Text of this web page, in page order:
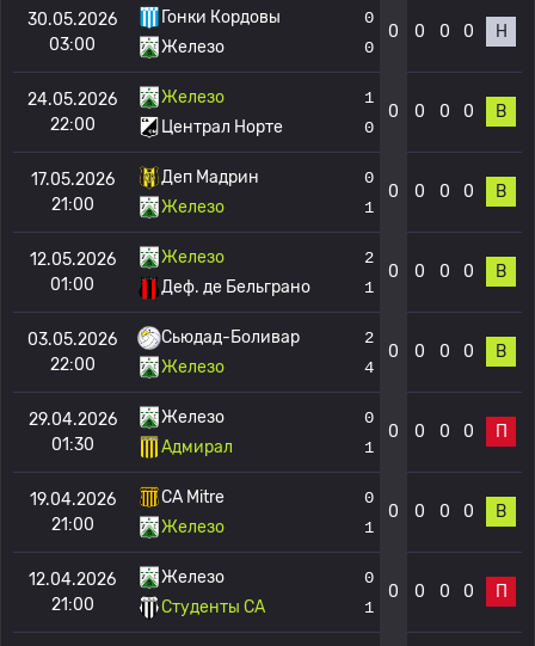
30.05.2026
03:00
Гонки Кордовы
Железо
0
0
0 0 0 0 Н
24.05.2026
22:00
Железо
Централ Норте
1
0
0 0 0 0 В
17.05.2026
21:00
Деп Мадрин
Железо
0
1
0 0 0 0 В
12.05.2026
01:00
Железо
Деф. де Бельграно
2
1
0 0 0 0 В
03.05.2026
22:00
Сьюдад-Боливар
Железо
2
4
0 0 0 0 В
29.04.2026
01:30
Железо
Адмирал
0
1
0 0 0 0 П
19.04.2026
21:00
CA Mitre
Железо
0
1
0 0 0 0 В
12.04.2026
21:00
Железо
Студенты CA
0
1
0 0 0 0 П